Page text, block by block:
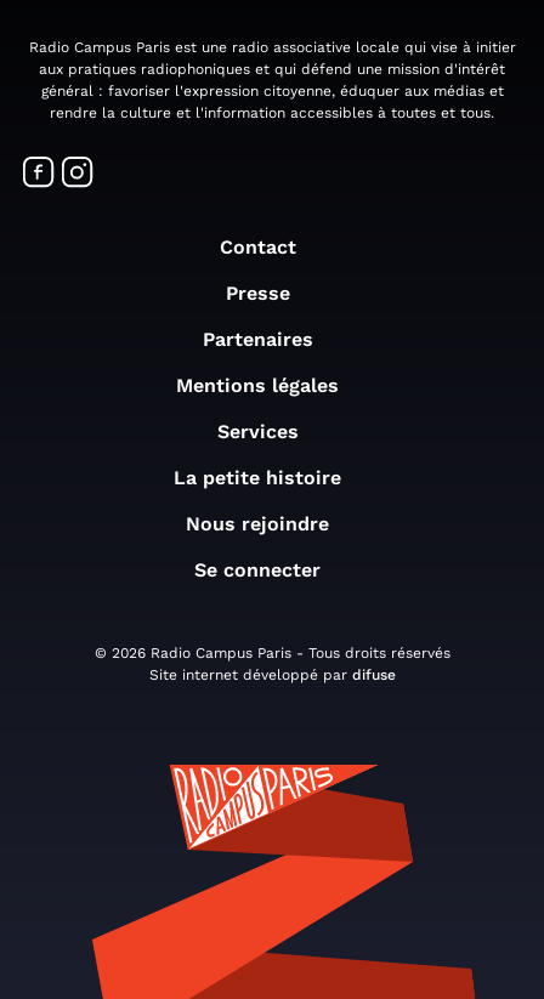
Radio Campus Paris est une radio associative locale qui vise à initier
aux pratiques radiophoniques et qui défend une mission d'intérêt
général : favoriser l'expression citoyenne, éduquer aux médias et
rendre la culture et l'information accessibles à toutes et tous.
Contact
Presse
Partenaires
Mentions légales
Services
La petite histoire
Nous rejoindre
Se connecter
© 2026 Radio Campus Paris - Tous droits réservés
Site internet développé par difuse